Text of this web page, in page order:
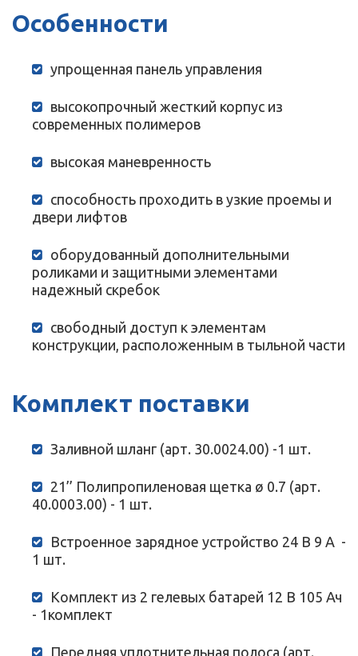
Особенности
упрощенная панель управления
высокопрочный жесткий корпус из
современных полимеров
высокая маневренность
способность проходить в узкие проемы и
двери лифтов
оборудованный дополнительными
роликами и защитными элементами
надежный скребок
свободный доступ к элементам
конструкции, расположенным в тыльной части
Комплект поставки
Заливной шланг (арт. 30.0024.00) -1 шт.
21’’ Полипропиленовая щетка ø 0.7 (арт.
40.0003.00) - 1 шт.
Встроенное зарядное устройство 24 В 9 A -
1 шт.
Комплект из 2 гелевых батарей 12 В 105 Ач
- 1комплект
Передняя уплотнительная полоса (арт.